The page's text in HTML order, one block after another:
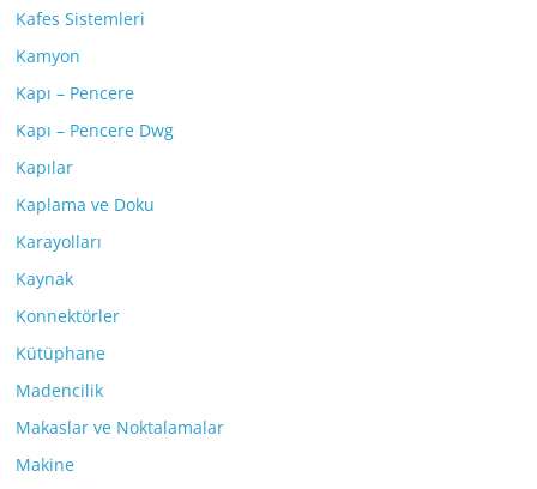
Kafes Sistemleri
Kamyon
Kapı – Pencere
Kapı – Pencere Dwg
Kapılar
Kaplama ve Doku
Karayolları
Kaynak
Konnektörler
Kütüphane
Madencilik
Makaslar ve Noktalamalar
Makine